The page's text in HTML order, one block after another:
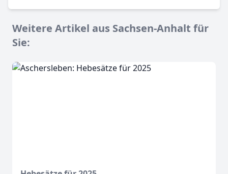
Weitere Artikel aus Sachsen-Anhalt für
Sie: